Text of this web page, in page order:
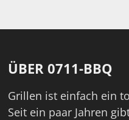
ÜBER 0711-BBQ
Grillen ist einfach ein
Seit ein paar Jahren